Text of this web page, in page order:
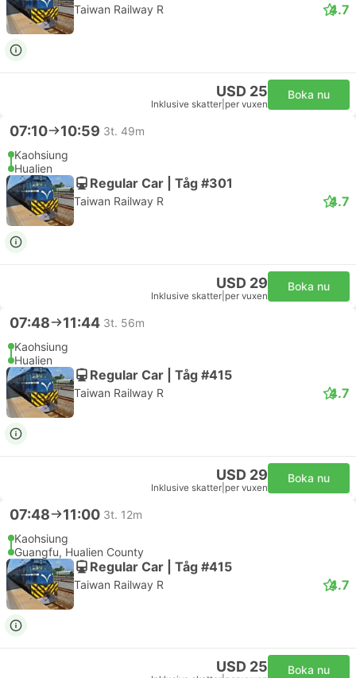
Taiwan Railway R 4.7
USD 25
Inklusive skatter per vuxen
Boka nu
07:10 10:59 3t. 49m
Kaohsiung
Hualien
Regular Car | Tåg #301
Taiwan Railway R 4.7
USD 29
Inklusive skatter per vuxen
Boka nu
07:48 11:44 3t. 56m
Kaohsiung
Hualien
Regular Car | Tåg #415
Taiwan Railway R 4.7
USD 29
Inklusive skatter per vuxen
Boka nu
07:48 11:00 3t. 12m
Kaohsiung
Guangfu, Hualien County
Regular Car | Tåg #415
Taiwan Railway R 4.7
USD 25 Boka nu